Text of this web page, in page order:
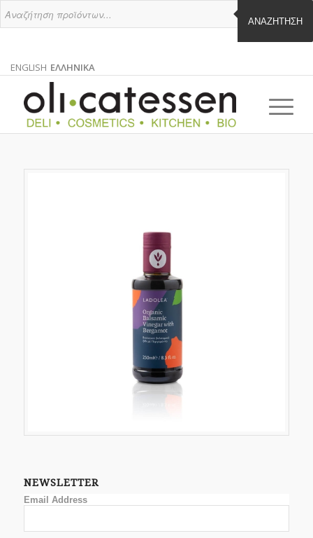
ΑΝΑΖΉΤΗΣΗ
ENGLISH
ΑΓΓΛΙΚΑ
ΕΛΛΗΝΙΚΑ
ΕΛΛΗΝΙΚΑ
EL
NEWSLETTER
Email Address